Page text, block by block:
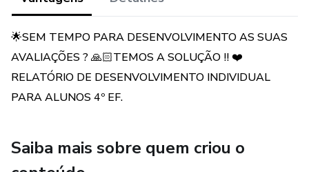
🌟ARTES
🌟ENSINO RELIGIOSO
✅92 PÁGINAS
✅ COM GABARITO
🌟SEM TEMPO PARA DESENVOLVIMENTO AS SUAS
AVALIAÇÕES ? 🙏🏻TEMOS A SOLUÇÃO !! ❤️
RELATÓRIO DE DESENVOLVIMENTO INDIVIDUAL
PARA ALUNOS 4º EF.
Saiba mais sobre quem criou o